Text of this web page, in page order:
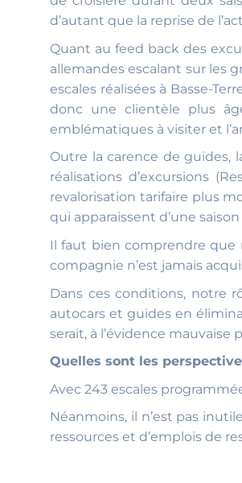
d’autant que la reprise de
Quant au feed back des
allemandes escalant sur les
escales réalisées à Basse-
donc une clientèle plus
emblématiques à visiter et
Outre la carence de guides,
réalisations d’excursions
revalorisation tarifaire plus
qui apparaissent d’une saison
Il faut bien comprendre que
compagnie n’est jamais
Dans ces conditions, notre
autocars et guides en
serait, à l’évidence
Quelles sont les
Avec 243 escales
Néanmoins, il n’est pas
ressources et d’emplois de